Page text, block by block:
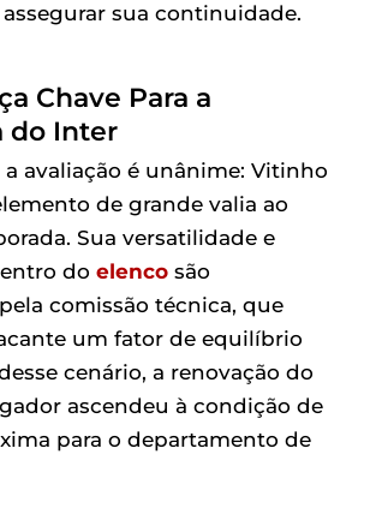
sua continuidade.
Chave Para a
do Inter
avaliação é unânime: Vitinho
de grande valia ao
Sua versatilidade e
do elenco são
comissão técnica, que
um fator de equilíbrio
cenário, a renovação do
ascendeu à condição de
para o departamento de